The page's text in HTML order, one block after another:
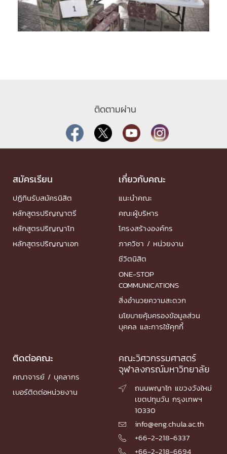
ติดตามผ่าน
สมัครเรียน
ปฏิทินรับสมัครนิสิต
หลักสูตรปริญญาตรี
หลักสูตรปริญญาโท
หลักสูตรปริญญาเอก
เกี่ยวกับคณะ
แนะนำคณะ
คณะผู้บริหาร
โครงสร้างองค์กร
ภาควิชา / หน่วยงาน
ชีวิตนิสิต
ONE-STOP
COMMUNICATIONS
สิ่งอำนวยความสะดวก
นโยบายคุ้มครองข้อมูลส่วน
บุคคล และการใช้คุกกี้
ติดต่อคณะ
คณาจารย์ / บุคลากร
เบอร์ติดต่อหน่วยงาน
คณะวิศวกรรมศาสตร์
จุฬาลงกรณ์มหาวิทยาลัย

ถนนพญาไท แขวงวังใหม่
เขตปทุมวัน กรุงเทพฯ
10330
 info@eng.chula.ac.th
 +66-2-218-6337
 +66-2-218-6694